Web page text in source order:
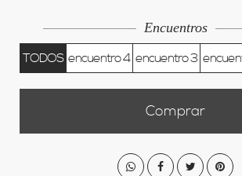
Encuentros
TODOS encuentro 4 encuentro 3
Comprar